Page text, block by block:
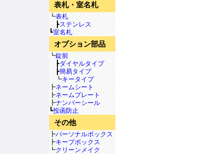
表札・室名札
┗表札
┣ステンレス
┗室名札
オプション部品
┗錠前
┣ダイヤルタイプ
┣簡易タイプ
┗キータイプ
┣ネームシート
┣ネームプレート
┣ナンバーシール
┗投函防止
その他
┣パーソナルボックス
┣キープボックス
┗クリーンメイク